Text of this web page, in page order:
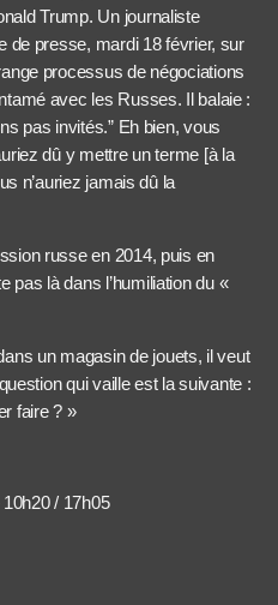
Trump. Un journaliste
de presse, mardi 18 février, sur
processus de négociations
avec les Russes. Il balaie :
pas invités.” Eh bien, vous
dû y mettre un terme [à la
n’auriez jamais dû la
russe en 2014, puis en
pas là dans l’humiliation du «
un magasin de jouets, il veut
qui vaille est la suivante :
faire ? »
/ 17h05